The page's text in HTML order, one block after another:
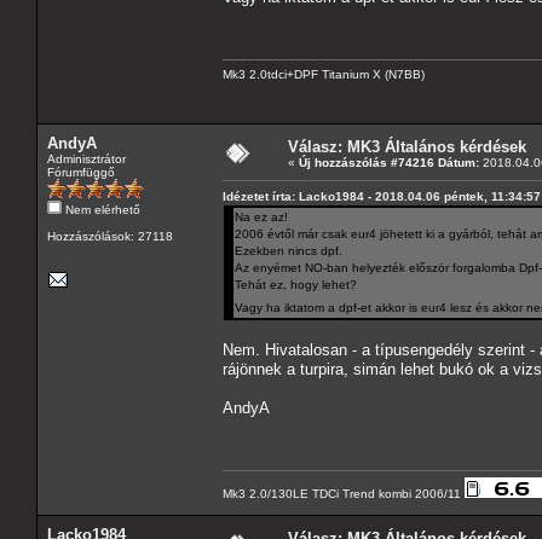
Mk3 2.0tdci+DPF Titanium X (N7BB)
AndyA
Adminisztrátor
Fórumfüggő
Nem elérhető
Hozzászólások: 27118
Válasz: MK3 Általános kérdések
« Új hozzászólás #74216 Dátum:
Idézetet írta: Lacko1984 - 2018.04.06 péntek, 11:34:57
Na ez az!
2006 évtől már csak eur4 jöhetett ki a gyárból, tehát
Ezekben nincs dpf.
Az enyémet NO-ban helyezték először forgalomba
Tehát ez, hogy lehet?
Vagy ha iktatom a dpf-et akkor is eur4 lesz és akkor
Nem. Hivatalosan - a típusengedély szerint
rájönnek a turpira, simán lehet bukó ok a
AndyA
Mk3 2.0/130LE TDCi Trend kombi 2006/11
Lacko1984